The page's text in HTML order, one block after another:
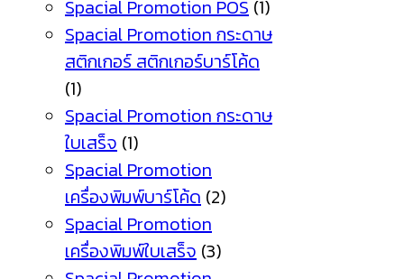
Spacial Promotion POS (1)
Spacial Promotion กระดาษ
สติกเกอร์ สติกเกอร์บาร์โค้ด
(1)
Spacial Promotion กระดาษ
ใบเสร็จ (1)
Spacial Promotion
เครื่องพิมพ์บาร์โค้ด (2)
Spacial Promotion
เครื่องพิมพ์ใบเสร็จ (3)